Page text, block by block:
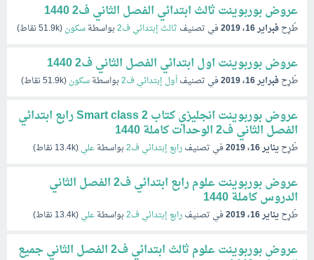
عروض بوربوينت ثالث ابتدائي الفصل الثاني ف2 1440
طُرِحفبراير 16، 2019 في تصنيف ثالث إبتدائي ف2 بواسطةسكون(
51.9kنقاط)
عروض بوربوينت اول ابتدائي الفصل الثاني ف2 1440
طُرِحفبراير 16، 2019 في تصنيفأول إبتدائي ف2 بواسطةسكون(
51.9kنقاط)
عروض بوربوينت انجليزي كتاب Smart class 2 رابع ابتدائي
الفصل الثاني ف2 الوحدات كاملة 1440
طُرِحيناير 16، 2019 في تصنيفرابع إبتدائي ف2 بواسطةعلي(
13.4kنقاط)
عروض بوربوينت علوم رابع ابتدائي ف2 الفصل الثاني
الدروس كاملة 1440
طُرِحيناير 16، 2019 في تصنيفرابع إبتدائي ف2 بواسطةعلي(
13.4kنقاط)
عروض بوربوينت علوم ثالث ابتدائي ف2 الفصل الثاني جميع